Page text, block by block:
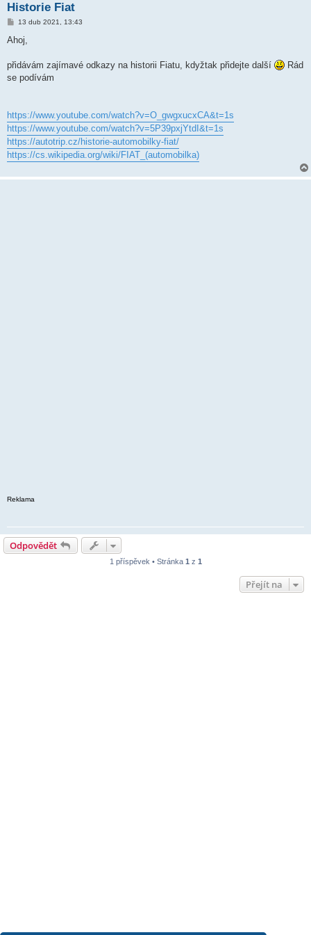
Historie Fiat
P
í
ě
e
13 dub 2021, 13:43
Ahoj,
přidávám zajímavé odkazy na historii Fiatu, kdyžtak přidejte další
Rád
se podívám
https://www.youtube.com/watch?v=O_gwgxucxCA&t=1s
https://www.youtube.com/watch?v=5P39pxjYtdI&t=1s
https://autotrip.cz/historie-automobilky-fiat/
https://cs.wikipedia.org/wiki/FIAT_(automobilka)
Reklama
Odpovědět
1 příspěvek • Stránka 1 z 1
Přejít na